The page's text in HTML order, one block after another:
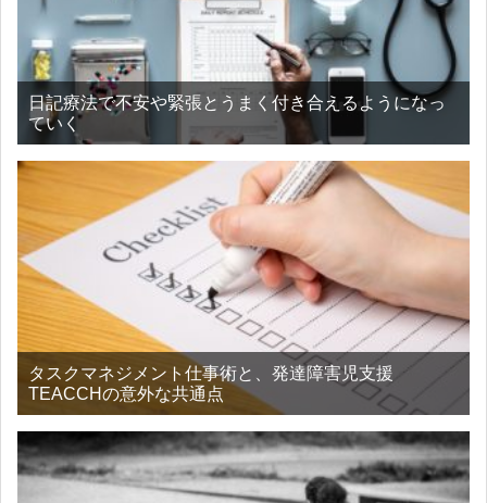
日記療法で不安や緊張とうまく付き合えるようになっ
ていく
タスクマネジメント仕事術と、発達障害児支援
TEACCHの意外な共通点